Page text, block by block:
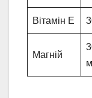
Вітамін E
Магній